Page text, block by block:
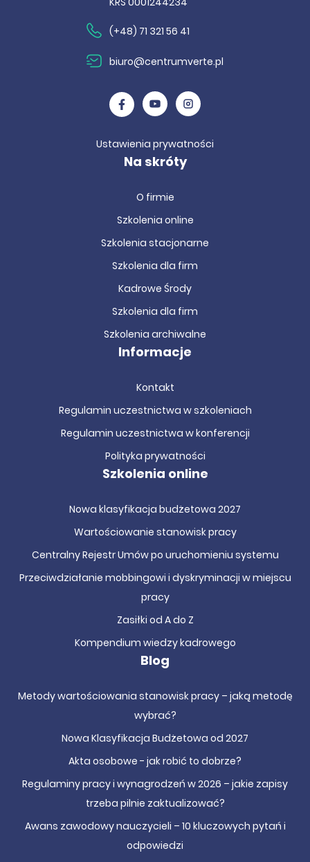
(+48) 71 321 56 41
biuro@centrumverte.pl
Ustawienia prywatności
Na skróty
O firmie
Szkolenia online
Szkolenia stacjonarne
Szkolenia dla firm
Kadrowe Środy
Szkolenia dla firm
Szkolenia archiwalne
Informacje
Kontakt
Regulamin uczestnictwa w szkoleniach
Regulamin uczestnictwa w konferencji
Polityka prywatności
Szkolenia online
Nowa klasyfikacja budżetowa 2027
Wartościowanie stanowisk pracy
Centralny Rejestr Umów po uruchomieniu systemu
Przeciwdziałanie mobbingowi i dyskryminacji w miejscu
pracy
Zasiłki od A do Z
Kompendium wiedzy kadrowego
Blog
Metody wartościowania stanowisk pracy – jaką metodę
wybrać?
Nowa Klasyfikacja Budżetowa od 2027
Akta osobowe - jak robić to dobrze?
Regulaminy pracy i wynagrodzeń w 2026 – jakie zapisy
trzeba pilnie zaktualizować?
Awans zawodowy nauczycieli – 10 kluczowych pytań i
odpowiedzi